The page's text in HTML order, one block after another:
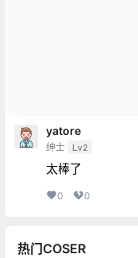
yatore
绅士 Lv2
太棒了
0 0
热门COSER